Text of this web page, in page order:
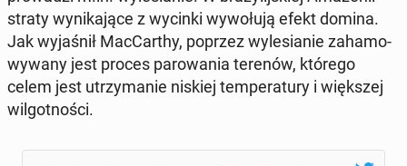
straty wy­ni­ka­ją­ce z wycinki wy­wo­łu­ją efekt domina.
Jak wy­ja­śnił Mac­Car­thy, poprzez wy­le­sia­nie za­ha­mo­
wy­wa­ny jest proces pa­ro­wa­nia terenów, którego
celem jest utrzy­ma­nie niskiej tem­pe­ra­tu­ry i więk­szej
wil­got­no­ści.